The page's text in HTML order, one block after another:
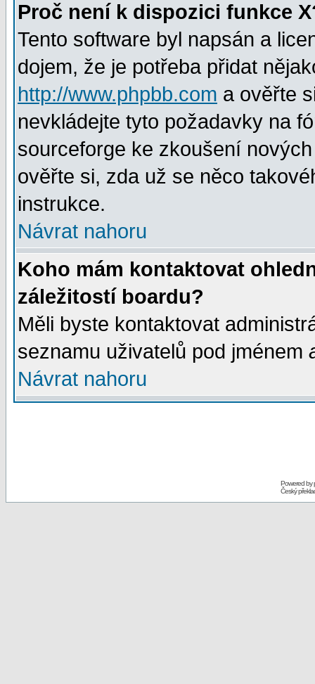
Proč není k dispozici funkce
Tento software byl napsán a
dojem, že je potřeba přidat
http://www.phpbb.com a ověřte
nevkládejte tyto požadavky na
sourceforge ke zkoušení
ověřte si, zda už se něco
instrukce.
Návrat nahoru
Koho mám kontaktovat
záležitostí boardu?
Měli byste kontaktovat
seznamu uživatelů pod jménem
Návrat nahoru
Powered by
Český